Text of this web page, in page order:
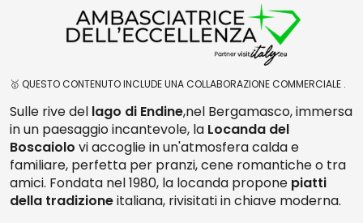
🥇 QUESTO CONTENUTO INCLUDE UNA COLLABORAZIONE COMMERCIALE .
Sulle rive del lago di Endine,nel Bergamasco, immersa
in un paesaggio incantevole, la Locanda del
Boscaiolo vi accoglie in un'atmosfera calda e
familiare, perfetta per pranzi, cene romantiche o tra
amici. Fondata nel 1980, la locanda propone piatti
della tradizioneitaliana, rivisitati in chiave moderna.